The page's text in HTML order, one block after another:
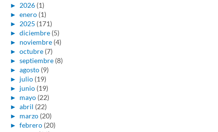
► 2026 (1)
► enero (1)
► 2025 (171)
► diciembre (5)
► noviembre (4)
► octubre (7)
► septiembre (8)
► agosto (9)
► julio (19)
► junio (19)
► mayo (22)
► abril (22)
► marzo (20)
► febrero (20)